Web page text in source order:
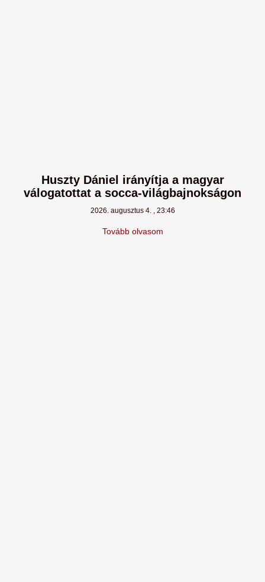
Huszty Dániel irányítja a magyar
válogatottat a socca-világbajnokságon
2026. augusztus 4. 23:46
Tovább olvasom